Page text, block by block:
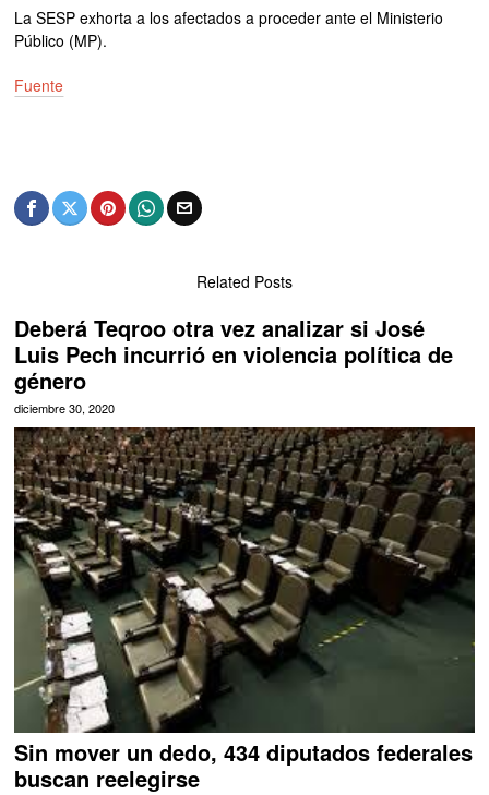
La SESP exhorta a los afectados a proceder ante el Ministerio
Público (MP).
Fuente
Related Posts
Deberá Teqroo otra vez analizar si José
Luis Pech incurrió en violencia política de
género
diciembre 30, 2020
Sin mover un dedo, 434 diputados federales
buscan reelegirse